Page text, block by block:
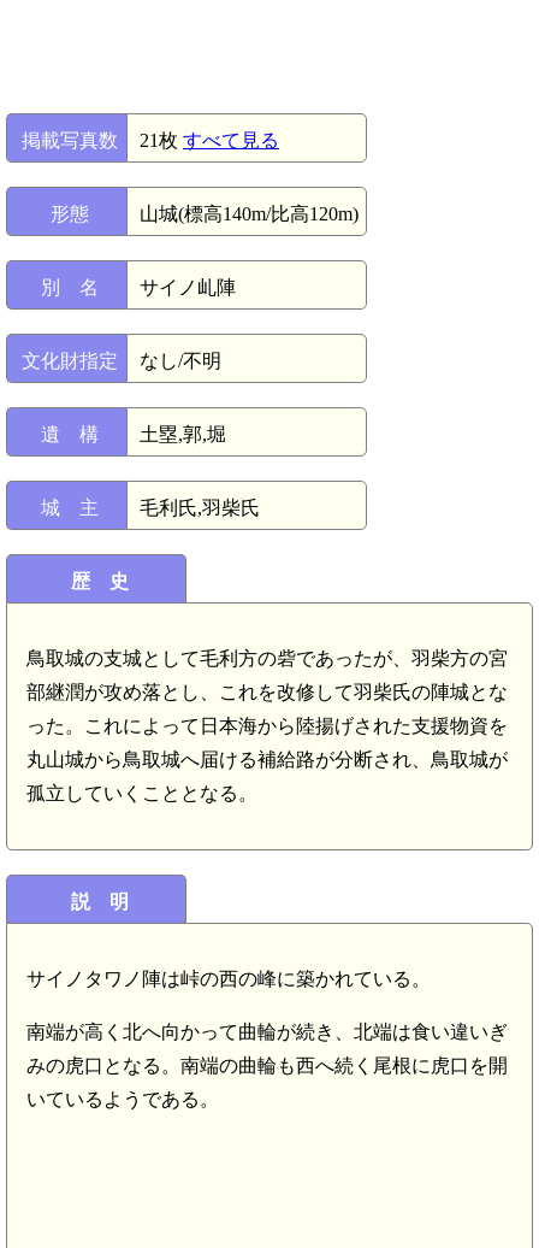
掲載写真数 21枚 すべて見る
形態 山城(標高140m/比高120m)
別 名 サイノ乢陣
文化財指定 なし/不明
遺 構 土塁,郭,堀
城 主 毛利氏,羽柴氏
歴 史
鳥取城の支城として毛利方の砦であったが、羽柴方の宮
部継潤が攻め落とし、これを改修して羽柴氏の陣城とな
った。これによって日本海から陸揚げされた支援物資を
丸山城から鳥取城へ届ける補給路が分断され、鳥取城が
孤立していくこととなる。
説 明
サイノタワノ陣は峠の西の峰に築かれている。
南端が高く北へ向かって曲輪が続き、北端は食い違いぎ
みの虎口となる。南端の曲輪も西へ続く尾根に虎口を開
いているようである。